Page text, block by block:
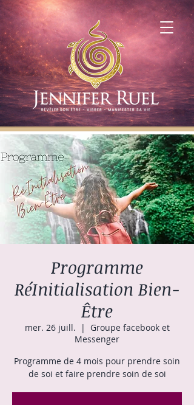
Programme
RéInitialisation Bien-
Être
mer. 26 juill.
  |
Groupe facebook et
Messenger
Programme de 4 mois pour prendre soin
de soi et faire prendre soin de soi